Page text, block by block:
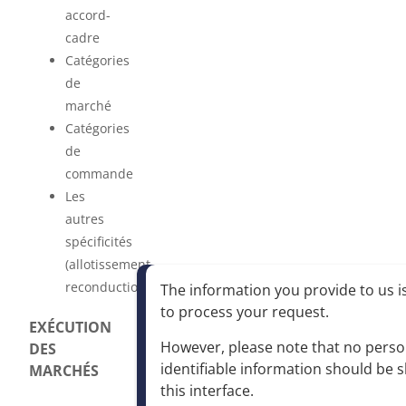
accord-
cadre
Catégories
de
marché
Catégories
de
commande
Les
autres
spécificités
(allotissement,
reconduction)
EXÉCUTION
DES
MARCHÉS
The information you provide to us
to process your request.
However, please note that no
identifiable information should be
this interface.